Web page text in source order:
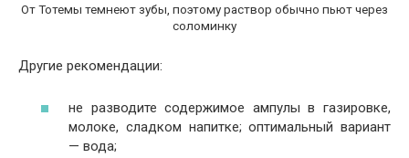
От Тотемы темнеют зубы, поэтому раствор обычно пьют через
соломинку
Другие рекомендации:
не разводите содержимое ампулы в газировке,
молоке, сладком напитке; оптимальный вариант
— вода;